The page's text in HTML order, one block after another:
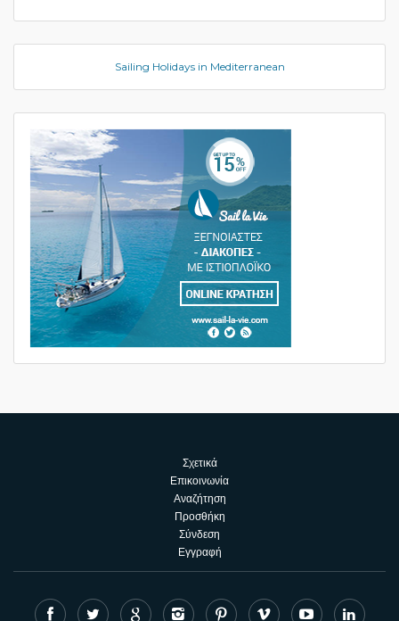
Sailing Holidays in Mediterranean
Σχετικά
Επικοινωνία
Αναζήτηση
Προσθήκη
Σύνδεση
Εγγραφή